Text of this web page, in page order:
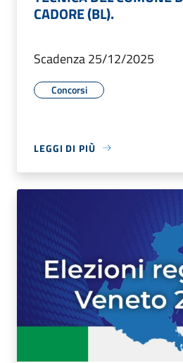
CADORE (BL).
Scadenza 25/12/2025
Concorsi
LEGGI DI PIÙ